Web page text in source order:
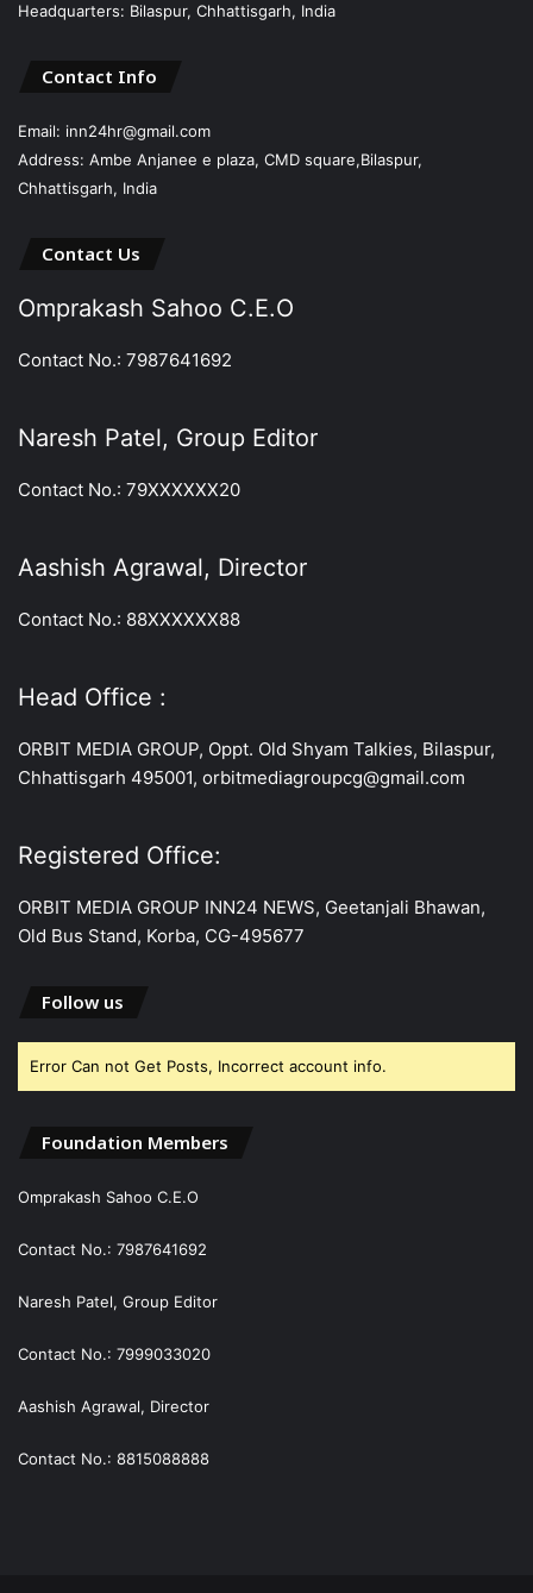
Headquarters: Bilaspur, Chhattisgarh, India
Contact Info
Email: inn24hr@gmail.com
Address: Ambe Anjanee e plaza, CMD square,Bilaspur,
Chhattisgarh, India
Contact Us
Omprakash Sahoo C.E.O
Contact No.: 7987641692
Naresh Patel, Group Editor
Contact No.: 79XXXXXX20
Aashish Agrawal, Director
Contact No.: 88XXXXXX88
Head Office :
ORBIT MEDIA GROUP, Oppt. Old Shyam Talkies, Bilaspur,
Chhattisgarh 495001, orbitmediagroupcg@gmail.com
Registered Office:
ORBIT MEDIA GROUP INN24 NEWS, Geetanjali Bhawan,
Old Bus Stand, Korba, CG-495677
Follow us
Error Can not Get Posts, Incorrect account info.
Foundation Members
Omprakash Sahoo C.E.O
Contact No.: 7987641692
Naresh Patel, Group Editor
Contact No.: 7999033020
Aashish Agrawal, Director
Contact No.: 8815088888